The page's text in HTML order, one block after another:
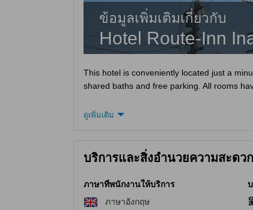
ข้อมูลเพิ่มเติมเกี่ยวกับ
Hotel Route-Inn
This hotel is conveniently located just a
shared baths and free parking. All rooms
ดูเพิ่มเติม
บริการและสิ่งอำนวยความสะดวก
ภาษาที่พนักงานให้บริการ
ภาษาอังกฤษ